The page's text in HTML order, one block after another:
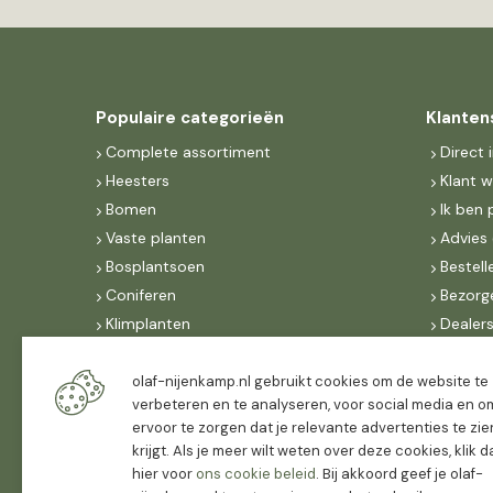
Populaire categorieën
Complete assortiment
Heesters
Bomen
Vaste planten
Bosplantsoen
Coniferen
Klimplanten
Dak, lei- & vormbomen
Dealers
Direct
Klant
Ik ben
Dealers
FAQ
olaf-nijenkamp.nl gebruikt cookies om de website te
verbeteren en te analyseren, voor social media en
ervoor te zorgen dat je relevante advertenties te
krijgt. Als je meer wilt weten over deze cookies, klik
hier voorons cookie beleid. Bij akkoord geef je olaf-